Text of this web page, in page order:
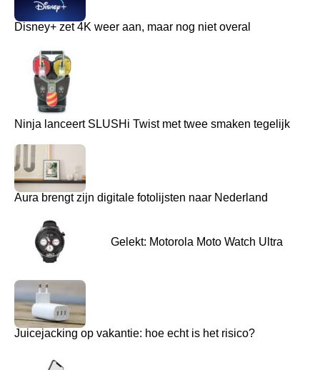
Disney+ zet 4K weer aan, maar nog niet overal
Ninja lanceert SLUSHi Twist met twee smaken tegelijk
Aura brengt zijn digitale fotolijsten naar Nederland
Gelekt: Motorola Moto Watch Ultra
Juicejacking op vakantie: hoe echt is het risico?